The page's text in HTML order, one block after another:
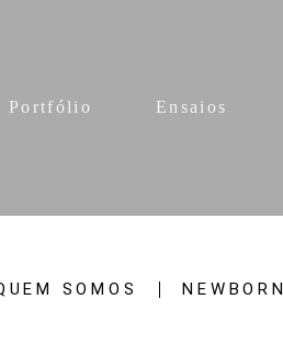
Portfólio Ensaios
SOMOS NEWBORN